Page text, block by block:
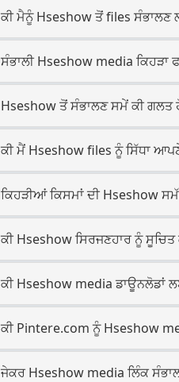
ਕੀ ਮੈਨੂੰ Hseshow ਤੋਂ files ਸੰਭਾਲਣ
ਸੰਭਾਲੀ Hseshow media
Hseshow ਤੋਂ ਸੰਭਾਲਣ ਸਮੇਂ ਕੀ ਗਲਤ
ਕੀ ਮੈਂ Hseshow files ਨੂੰ ਸਿੱਧਾ
ਕਿਹੜੀਆਂ ਕਿਸਮਾਂ ਦੀ Hseshow
ਕੀ Hseshow ਸਿਰਜਣਹਾਰ ਨੂੰ ਸੂਚਿਤ
ਕੀ Hseshow media ਡਾਊਨਲੋਡਾਂ
ਕੀ Pintere.com ਨੂੰ Hseshow
ਜੇਕਰ Hseshow media ਲਿੰਕ